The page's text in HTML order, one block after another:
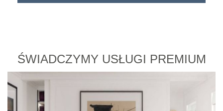
ŚWIADCZYMY USŁUGI PREMIUM